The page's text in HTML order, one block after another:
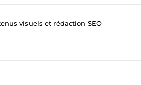
visuels et rédaction SEO